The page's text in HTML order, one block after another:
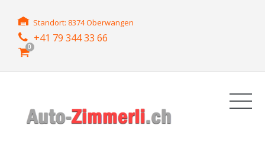
Standort: 8374 Oberwangen
+41 79 344 33 66
0